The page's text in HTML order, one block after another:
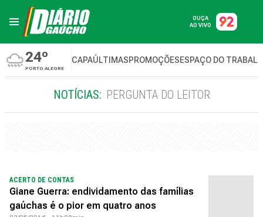
OUÇA
AO VIVO
24º
PORTO ALEGRE
CAPAÚLTIMASPROMOÇÕESESPAÇO DO
NOTÍCIAS: PERGUNTA DO LEITOR
ACERTO DE CONTAS
Giane Guerra: endividamento das famílias
gaúchas é o pior em quatro anos